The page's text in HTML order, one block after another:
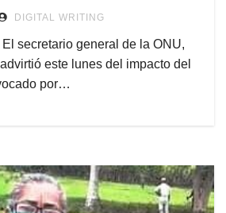
DIGITAL WRITING
secretario general de la ONU,
este lunes del impacto del
por…